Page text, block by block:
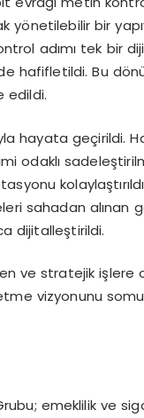
bir
adımı tek bir
hafifletildi. Bu
edildi.
hayata geçirildi.
odaklı
sahadan alınan
dijitalleştirildi.
ve stratejik işlere
vizyonunu
emeklilik ve